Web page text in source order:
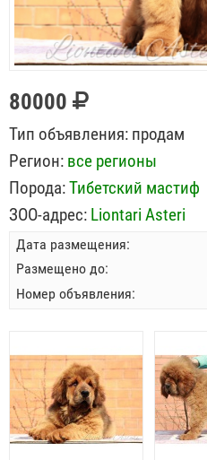
80000
Тип объявления: продам
Регион: все регионы
Порода:Тибетский мастиф
ЗОО-адрес: Liontari Asteri
Дата размещения:
Размещено до:
Номер объявления: